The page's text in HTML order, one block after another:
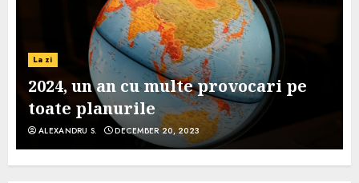
La zi
2024, un an cu multe provocari pe
toate planurile
ALEXANDRU S. DECEMBER 20, 2023